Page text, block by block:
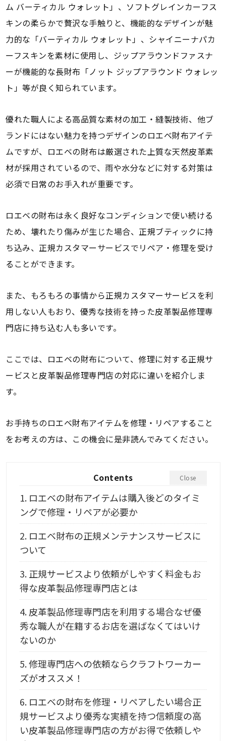
ム バーティカル ウォレット」、ソフトグレインカーフス
キンの柔らかで贅沢な手触りと、機能的なデザインが魅
力的な「バーティカル ウォレット」、シャイニーナパカ
ーフスキンを素材に使用し、ジップアラウンドファスナ
ーが機能的な長財布「ノット ジップアラウンド ウォレッ
ト」等が良く知られています。
優れた職人による高品質な素材の加工・縫製技術、他ブ
ランドにはない魅力を持つデザインのロエベ財布アイテ
ムですが、ロエベの財布は厳選された上質な天然皮革素
材が採用されているので、雨や水分などに対する対策は
必須で日常のお手入れが重要です。
ロエベの財布は永く良好なコンディションで使い続ける
ため、壊れたり傷みが生じた場合、正規ブティックに持
ち込み、正規カスタマーサービスでリペア・修理を受け
ることができます。
また、もろもろの事情から正規カスタマーサービスを利
用しない人もおり、優秀な技術を持った皮革製品修理専
門店に持ち込む人も多いです。
ここでは、ロエベの財布について、修理に対する正規サ
ービスと皮革製品修理専門店の対応に違いを紹介しま
す。
お手持ちのロエベ財布アイテムを修理・リペアすること
をお考えの方は、この機会に是非読んでみてください。
Contents Close
1.ロエベの財布アイテムは購入後どのタイミ
ングで修理・リペアが必要か
2.ロエベ財布の正規メンテナンスサービスに
ついて
3.正規サービスより依頼がしやすく料金もお
得な皮革製品修理専門店とは
4.皮革製品修理専門店を利用する場合なぜ優
秀な職人が在籍するお店を選ばなくてはいけ
ないのか
5.修理専門店への依頼ならクラフトワーカー
ズがオススメ！
6.ロエベの財布を修理・リペアしたい場合正
規サービスより優秀な実績を持つ信頼度の高
い皮革製品修理専門店の方がお得で依頼しや